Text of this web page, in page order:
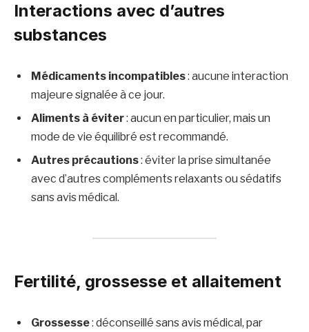
Interactions avec d’autres
substances
Médicaments incompatibles: aucune interaction
majeure signalée à ce jour.
Aliments à éviter: aucun en particulier, mais un
mode de vie équilibré est recommandé.
Autres précautions: éviter la prise simultanée
avec d’autres compléments relaxants ou sédatifs
sans avis médical.
Fertilité, grossesse et allaitement
Grossesse: déconseillé sans avis médical, par